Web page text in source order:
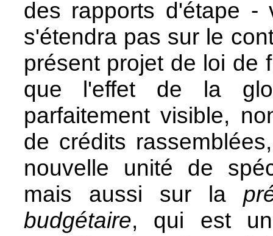
des rapports d'étape -
s'étendra pas sur le
présent projet de loi de
que l'effet de la
parfaitement visible,
de crédits
nouvelle unité de
mais aussi sur la
budgétaire, qui est un